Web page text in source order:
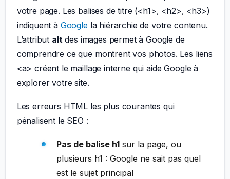
votre page. Les balises de titre (<h1>, <h2>, <h3>)
indiquent à Googlela hiérarchie de votre contenu.
L’attribut altdes images permet à Google de
comprendre ce que montrent vos photos. Les liens
<a> créent le maillage interne qui aide Google à
explorer votre site.
Les erreurs HTML les plus courantes qui
pénalisent le SEO :
Pas de balise h1sur la page, ou
plusieurs h1 : Google ne sait pas quel
est le sujet principal